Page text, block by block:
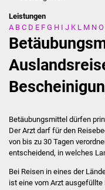
Leistungen
A B C D E F G H I J K L M N O
Betäubungsmittel dürfen
Der Arzt darf für den
von bis zu 30 Tagen
entscheidend, in welches
Bei Reisen in eines der
ist eine vom Arzt